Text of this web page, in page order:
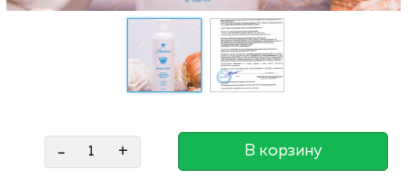
- + В корзину